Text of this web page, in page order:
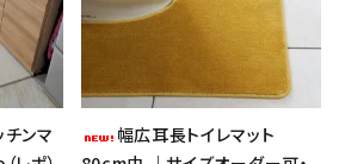
ンマ
幅広耳長トイレマット